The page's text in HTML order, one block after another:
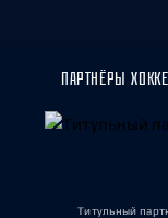
ПАРТНЁРЫ
Титульный